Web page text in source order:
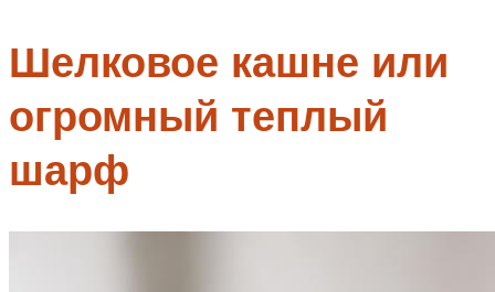
Шелковое кашне или
огромный теплый
шарф